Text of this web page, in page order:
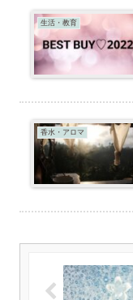
生活・教育
香水・アロマ